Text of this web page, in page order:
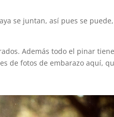
se juntan, así pues se
Además todo el pinar
de fotos de embarazo aquí,